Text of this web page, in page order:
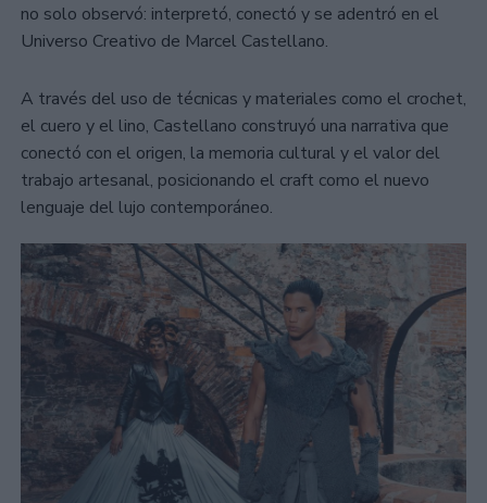
no solo observó: interpretó, conectó y se adentró en el
Universo Creativo de Marcel Castellano.
A través del uso de técnicas y materiales como el crochet,
el cuero y el lino, Castellano construyó una narrativa que
conectó con el origen, la memoria cultural y el valor del
trabajo artesanal, posicionando el craft como el nuevo
lenguaje del lujo contemporáneo.